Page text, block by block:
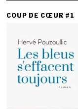
COUP DE CŒUR #1